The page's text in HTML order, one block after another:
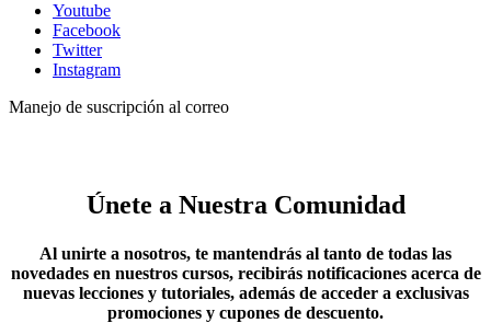
Youtube
Facebook
Twitter
Instagram
Manejo de suscripción al correo
Únete a Nuestra Comunidad
Al unirte a nosotros, te mantendrás al tanto de todas las
novedades en nuestros cursos, recibirás notificaciones acerca de
nuevas lecciones y tutoriales, además de acceder a exclusivas
promociones y cupones de descuento.